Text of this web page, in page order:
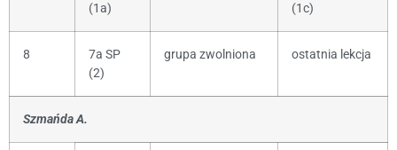
(1a)
(1c)
8
7a SP
(2)
grupa zwolniona ostatnia lekcja
Szmańda A.